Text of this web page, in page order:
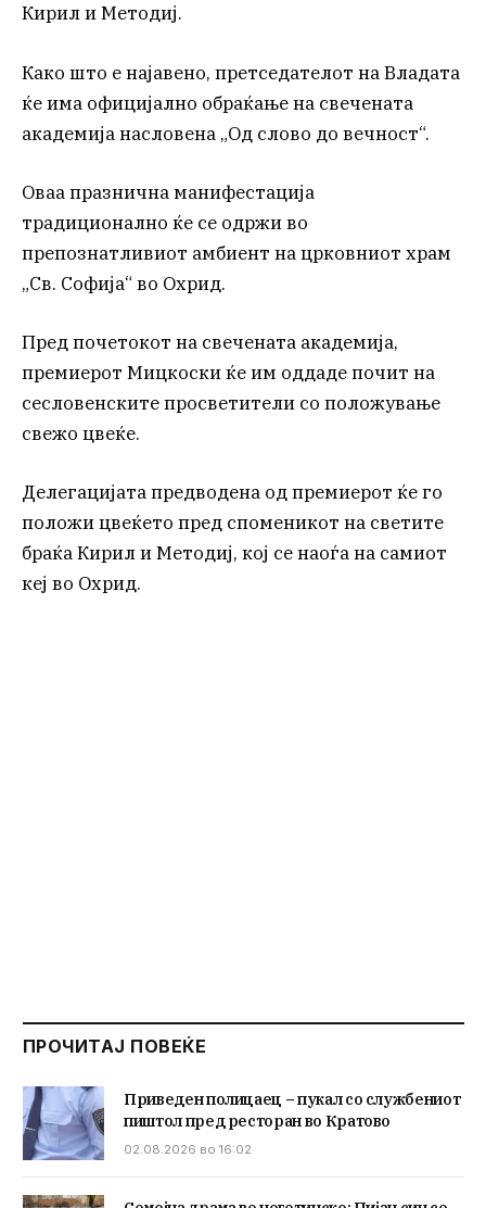
Кирил и Методиј.
Како што е најавено, претседателот на Владата
ќе има официјално обраќање на свечената
академија насловена „Од слово до вечност“.
Оваа празнична манифестација
традиционално ќе се одржи во
препознатливиот амбиент на црковниот храм
„Св. Софија“ во Охрид.
Пред почетокот на свечената академија,
премиерот Мицкоски ќе им оддаде почит на
сесловенските просветители со положување
свежо цвеќе.
Делегацијата предводена од премиерот ќе го
положи цвеќето пред споменикот на светите
браќа Кирил и Методиј, кој се наоѓа на самиот
кеј во Охрид.
ПРОЧИТАЈ ПОВЕЌЕ
Приведен полицаец – пукал со службениот
пиштол пред ресторан во Кратово
02.08.2026 во 16:02